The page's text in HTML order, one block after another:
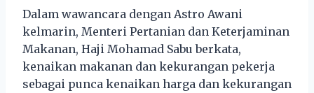
Dalam wawancara dengan Astro Awani
kelmarin, Menteri Pertanian dan Keterjaminan
Makanan, Haji Mohamad Sabu berkata,
kenaikan makanan dan kekurangan pekerja
sebagai punca kenaikan harga dan kekurangan